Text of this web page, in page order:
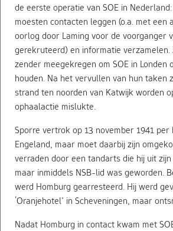
de eerste operatie van SOE in Nederland:
moesten contacten leggen (o.a. met een
oorlog door Laming voor de voorganger
gerekruteerd) en informatie verzamelen.
zender meegekregen om SOE in Londen
houden. Na het vervullen van hun taken
strand ten noorden van Katwijk worden
ophaalactie mislukte.
Sporre vertrok op 13 november 1941
Engeland, maar moet daarbij zijn
verraden door een tandarts die hij uit
maar inmiddels NSB-lid was geworden.
werd Homburg gearresteerd. Hij werd
‘Oranjehotel’ in Scheveningen, maar
Nadat Homburg in contact kwam met